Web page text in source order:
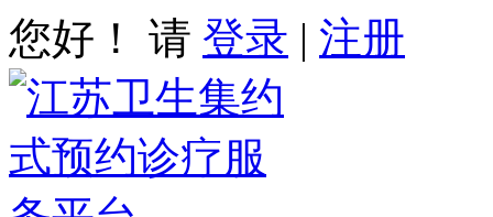
您好！ 请 登录 | 注册